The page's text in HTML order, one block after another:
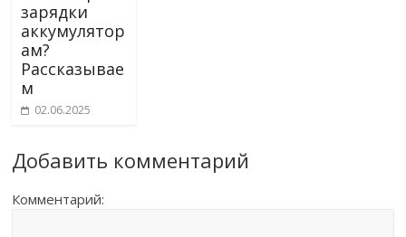
зарядки
аккумулятор
ам?
Рассказывае
м
02.06.2025
Добавить комментарий
Комментарий: